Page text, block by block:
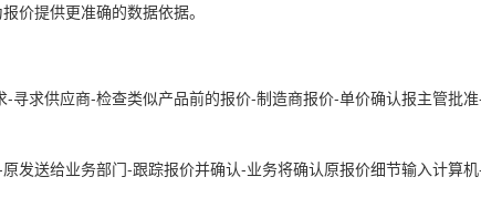
价提供更准确的数据依据。
求供应商-检查类似产品前的报价-制造商报价-单价确认报主管批
发送给业务部门-跟踪报价并确认-业务将确认原报价细节输入计算